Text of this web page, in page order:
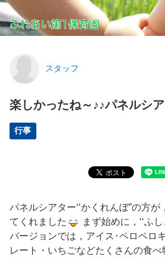
スタッフ
楽しかったね～♪♪パネルシ
行事
パネルシアター‘‘かくれんぼ”の方
てくれました
まず始めに，‘‘ふ
バージョンでは，アイス･ペロペロ
レート・いちごなどたくさんの食